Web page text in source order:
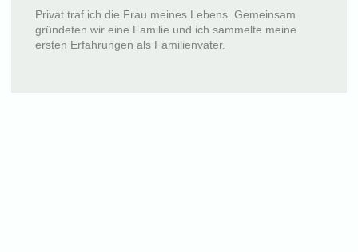
Privat traf ich die Frau meines Lebens. Gemeinsam
gründeten wir eine Familie und ich sammelte meine
ersten Erfahrungen als Familienvater.